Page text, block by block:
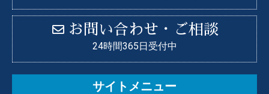
お問い合わせ・ご相談
24時間365日受付中
サイトメニュー